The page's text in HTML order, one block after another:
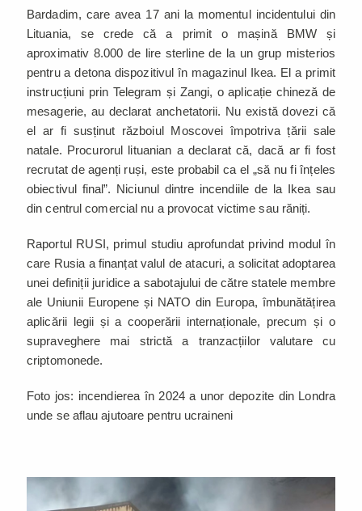
Bardadim, care avea 17 ani la momentul incidentului din
Lituania, se crede că a primit o mașină BMW și
aproximativ 8.000 de lire sterline de la un grup misterios
pentru a detona dispozitivul în magazinul Ikea. El a primit
instrucțiuni prin Telegram și Zangi, o aplicație chineză de
mesagerie, au declarat anchetatorii. Nu există dovezi că
el ar fi susținut războiul Moscovei împotriva țării sale
natale. Procurorul lituanian a declarat că, dacă ar fi fost
recrutat de agenți ruși, este probabil ca el „să nu fi înțeles
obiectivul final”. Niciunul dintre incendiile de la Ikea sau
din centrul comercial nu a provocat victime sau răniți.
Raportul RUSI, primul studiu aprofundat privind modul în
care Rusia a finanțat valul de atacuri, a solicitat adoptarea
unei definiții juridice a sabotajului de către statele membre
ale Uniunii Europene și NATO din Europa, îmbunătățirea
aplicării legii și a cooperării internaționale, precum și o
supraveghere mai strictă a tranzacțiilor valutare cu
criptomonede.
Foto jos: incendierea în 2024 a unor depozite din Londra
unde se aflau ajutoare pentru ucraineni